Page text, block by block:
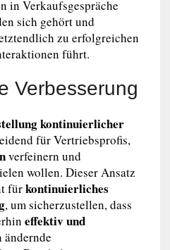
in Verkaufsgespräche
sich gehört und
zu erfolgreichen
führt.
Verbesserung
kontinuierlicher
für Vertriebsprofis,
verfeinern und
wollen. Dieser Ansatz
fürkontinuierliches
, um sicherzustellen, dass
effektiv und